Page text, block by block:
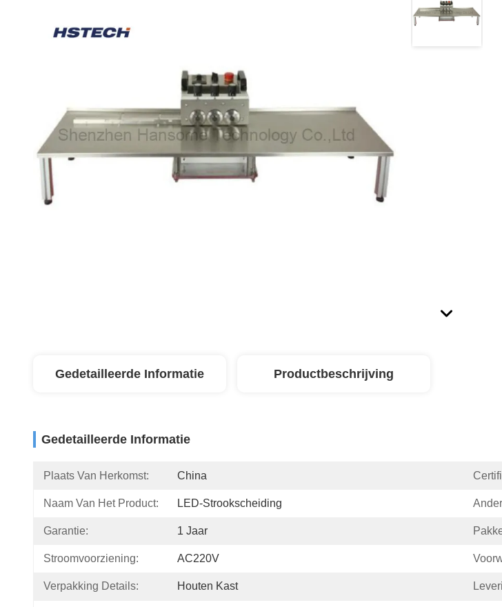
Gedetailleerde Informatie Productbeschrijving
Gedetailleerde Informatie
Plaats Van Herkomst: China
Naam Van Het Product: LED-Strookscheiding
Garantie: 1 Jaar
Stroomvoorziening: AC220V
Verpakking Details: Houten Kast